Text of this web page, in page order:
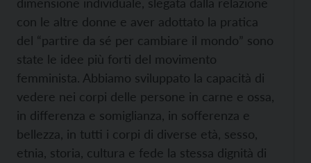
con le altre donne e aver adottato la pratica
del “partire da sé per cambiare il mondo” sono
state le idee più forti del movimento
femminista. Abbiamo sviluppato la capacità di
vedere nei corpi delle persone in carne e ossa,
in differenza e somiglianza, in sofferenza e
bellezza, in tutti i corpi di diverse età, sesso,
etnia, storia, cultura e fede la stessa dignità di